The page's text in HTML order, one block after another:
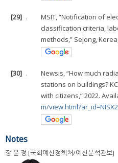
[29] .
MSIT, “Notification of
classification criteria,
methods,” Sejong,
[30] .
Newsis, “How much
stations on buildings?
with citizens,” 2022.
m/
Notes
장 윤 정 [국회예산정책처/예산분석관보]